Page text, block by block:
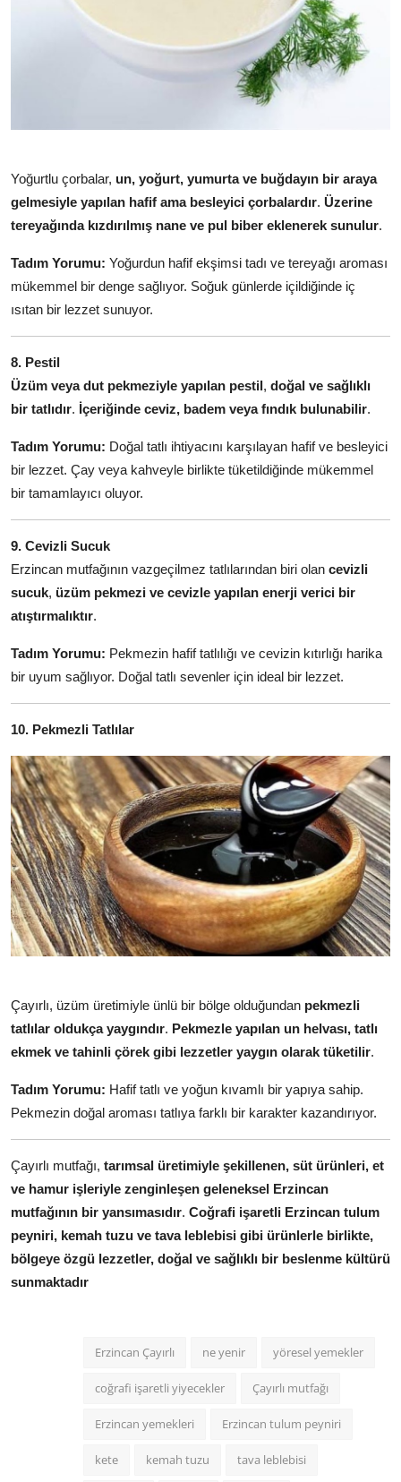
Yoğurtlu çorbalar, un, yoğurt, yumurta ve buğdayın bir araya
gelmesiyle yapılan hafif ama besleyici çorbalardır. Üzerine
tereyağında kızdırılmış nane ve pul biber eklenerek sunulur.
Tadım Yorumu: Yoğurdun hafif ekşimsi tadı ve tereyağı aroması
mükemmel bir denge sağlıyor. Soğuk günlerde içildiğinde iç
ısıtan bir lezzet sunuyor.
8. Pestil
Üzüm veya dut pekmeziyle yapılan pestil, doğal ve sağlıklı
bir tatlıdır. İçeriğinde ceviz, badem veya fındık bulunabilir.
Tadım Yorumu: Doğal tatlı ihtiyacını karşılayan hafif ve besleyici
bir lezzet. Çay veya kahveyle birlikte tüketildiğinde mükemmel
bir tamamlayıcı oluyor.
9. Cevizli Sucuk
Erzincan mutfağının vazgeçilmez tatlılarından biri olan cevizli
sucuk, üzüm pekmezi ve cevizle yapılan enerji verici bir
atıştırmalıktır.
Tadım Yorumu: Pekmezin hafif tatlılığı ve cevizin kıtırlığı harika
bir uyum sağlıyor. Doğal tatlı sevenler için ideal bir lezzet.
10. Pekmezli Tatlılar
Çayırlı, üzüm üretimiyle ünlü bir bölge olduğundan pekmezli
tatlılar oldukça yaygındır. Pekmezle yapılan un helvası, tatlı
ekmek ve tahinli çörek gibi lezzetler yaygın olarak tüketilir.
Tadım Yorumu: Hafif tatlı ve yoğun kıvamlı bir yapıya sahip.
Pekmezin doğal aroması tatlıya farklı bir karakter kazandırıyor.
Çayırlı mutfağı, tarımsal üretimiyle şekillenen, süt ürünleri, et
ve hamur işleriyle zenginleşen geleneksel Erzincan
mutfağının bir yansımasıdır. Coğrafi işaretli Erzincan tulum
peyniri, kemah tuzu ve tava leblebisi gibi ürünlerle birlikte,
bölgeye özgü lezzetler, doğal ve sağlıklı bir beslenme kültürü
sunmaktadır
Erzincan Çayırlı ne yenir yöresel yemekler
coğrafi işaretli yiyecekler Çayırlı mutfağı
Erzincan yemekleri Erzincan tulum peyniri
kete kemah tuzu tava leblebisi